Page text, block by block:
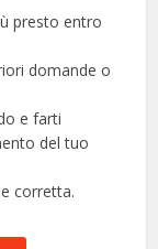
presto entro
domande o
e farti
del tuo
corretta.